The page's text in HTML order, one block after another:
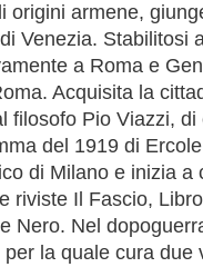
origini armene,
Venezia. Stabilitosi
a Roma e
Acquisita la
filosofo Pio Viazzi,
del 1919 di
di Milano e inizia a
riviste Il Fascio,
Nero. Nel
la quale cura due